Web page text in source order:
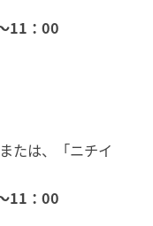
11：00
または、「ニチイ
11：00